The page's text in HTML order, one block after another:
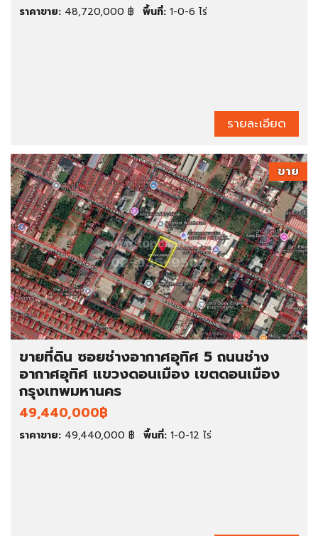
ราคาขาย: 48,720,000 ฿ พื้นที่: 1-0-6 ไร่
รายละเอียด
ขาย
ขายที่ดิน ซอยช่างอากาศอุทิศ 5 ถนนช่าง
อากาศอุทิศ แขวงดอนเมือง เขตดอนเมือง
กรุงเทพมหานคร
49,440,000฿
ราคาขาย: 49,440,000 ฿ พื้นที่: 1-0-12 ไร่